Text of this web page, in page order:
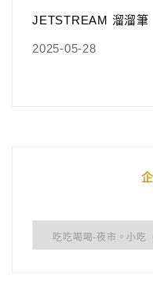
JETSTREAM 溜溜筆
2025-05-28